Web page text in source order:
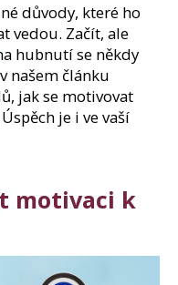
důvody, které ho
vedou. Začít, ale
hubnutí se někdy
našem článku
jak se motivovat
je i ve vaší
motivaci k